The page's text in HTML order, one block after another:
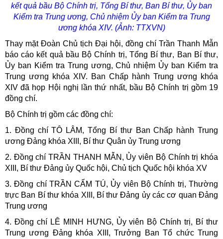
kết quả bầu Bộ Chính trị, Tổng Bí thư, Ban Bí thư, Ủy ban
Kiểm tra Trung ương, Chủ nhiệm Ủy ban Kiểm tra Trung
ương khóa XIV. (Ảnh: TTXVN)
Thay mặt Đoàn Chủ tịch Đại hội, đồng chí Trần Thanh Mẫn
báo cáo kết quả bầu Bộ Chính trị, Tổng Bí thư, Ban Bí thư,
Ủy ban Kiểm tra Trung ương, Chủ nhiệm Ủy ban Kiểm tra
Trung ương khóa XIV. Ban Chấp hành Trung ương khóa
XIV đã họp Hội nghị lần thứ nhất, bầu Bộ Chính trị gồm 19
đồng chí.
Bộ Chính trị gồm các đồng chí:
1. Đồng chí TÔ LÂM, Tổng Bí thư Ban Chấp hành Trung
ương Đảng khóa XIII, Bí thư Quân ủy Trung ương
2. Đồng chí TRẦN THANH MẪN, Ủy viên Bộ Chính trị khóa
XIII, Bí thư Đảng ủy Quốc hội, Chủ tịch Quốc hội khóa XV
3. Đồng chí TRẦN CẨM TÚ, Ủy viên Bộ Chính trị, Thường
trực Ban Bí thư khóa XIII, Bí thư Đảng ủy các cơ quan Đảng
Trung ương
4. Đồng chí LÊ MINH HƯNG, Ủy viên Bộ Chính trị, Bí thư
Trung ương Đảng khóa XIII, Trưởng Ban Tổ chức Trung